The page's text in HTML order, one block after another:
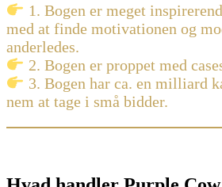
1. Bogen er meget
med at finde motivationen og
anderledes.
2. Bogen er proppet med
3. Bogen har ca. en milliard
nem at tage i små bidder.